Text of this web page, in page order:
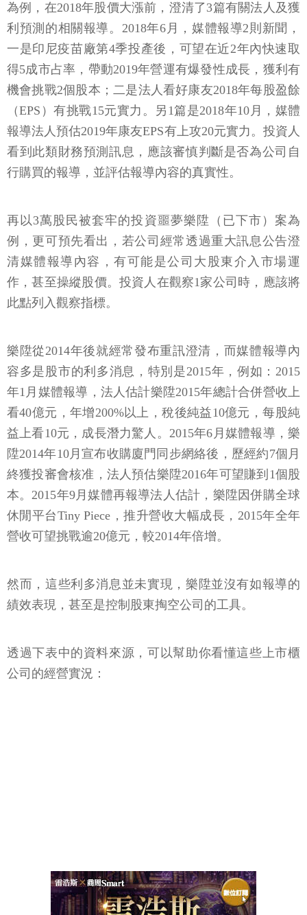
為例，在2018年股價大漲前，澄清了3篇有關法人及獲
利預測的相關報導。2018年6月，媒體報導2則新聞，
一是印尼疫苗廠第4季投產後，可望在近2年內快速取
得5成市占率，帶動2019年營運有爆發性成長，獲利有
機會挑戰2個股本；二是法人看好康友2018年每股盈餘
（EPS）有挑戰15元實力。另1篇是2018年10月，媒體
報導法人預估2019年康友EPS有上攻20元實力。投資人
看到此類財務預測訊息，應該審慎判斷是否為公司自
行購買的報導，並評估報導內容的真實性。
再以3萬股民被套牢的投資噩夢樂陞（已下市）案為
例，更可預先看出，若公司經常透過重大訊息公告澄
清媒體報導內容，有可能是公司大股東介入市場運
作，甚至操縱股價。投資人在觀察1家公司時，應該將
此點列入觀察指標。
樂陞從2014年後就經常發布重訊澄清，而媒體報導內
容多是股市的利多消息，特別是2015年，例如：2015
年1月媒體報導，法人估計樂陞2015年總計合併營收上
看40億元，年增200%以上，稅後純益10億元，每股純
益上看10元，成長潛力驚人。2015年6月媒體報導，樂
陞2014年10月宣布收購廈門同步網絡後，歷經約7個月
終獲投審會核准，法人預估樂陞2016年可望賺到1個股
本。2015年9月媒體再報導法人估計，樂陞因併購全球
休閒平台Tiny Piece，推升營收大幅成長，2015年全年
營收可望挑戰逾20億元，較2014年倍增。
然而，這些利多消息並未實現，樂陞並沒有如報導的
績效表現，甚至是控制股東掏空公司的工具。
透過下表中的資料來源，可以幫助你看懂這些上市櫃
公司的經營實況：